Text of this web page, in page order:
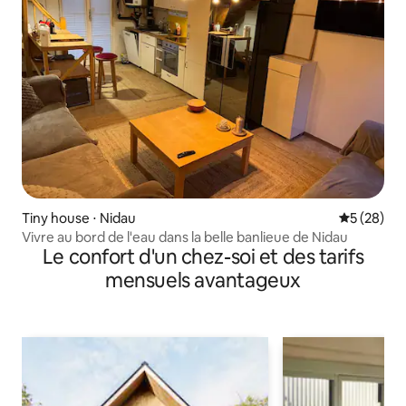
Tiny house ⋅ Nidau
5 (28)
Vivre au bord de l'eau dans la belle banlieue de Nidau
Le confort d'un chez-soi et des tarifs
mensuels avantageux